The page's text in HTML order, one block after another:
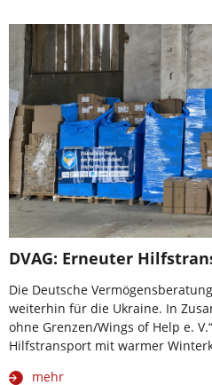
DVAG: Erneuter
Die Deutsche
weiterhin für die Ukraine. In
ohne Grenzen/Wings of Help e.
Hilfstransport mit warmer
mehr